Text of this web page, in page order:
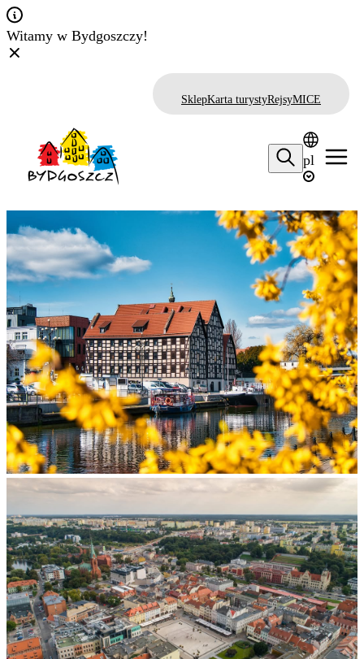
Witamy w Bydgoszczy!
SklepKarta turystyRejsyMICE
pl